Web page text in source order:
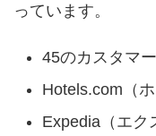
っています。
45のカスタマ
Hotels.com（
Expedia（エク